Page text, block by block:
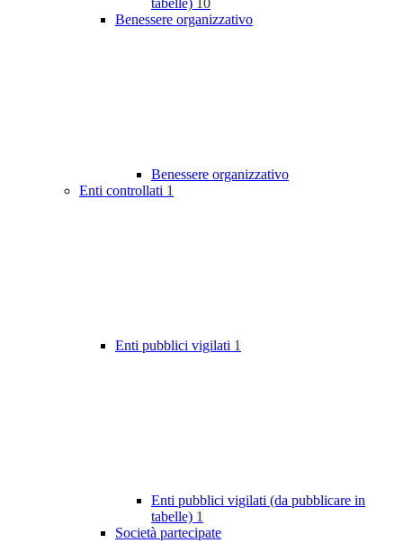
tabelle)
10
Benessere organizzativo
Benessere organizzativo
Enti controllati 1
Enti pubblici vigilati 1
Enti pubblici vigilati (da pubblicare in
tabelle) 1
Società partecipate